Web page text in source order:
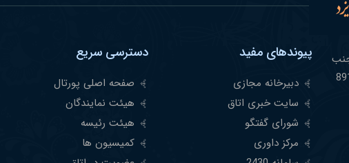
-جنب پیوندهای مفید
دبیرخانه مجازی
سایت خبری اتاق
شورای گفتگو
مرکز داوری
دسترسی سریع
صفحه اصلی پورتال
هیئت نمایندگان
هیئت رئیسه
کمیسیون ها